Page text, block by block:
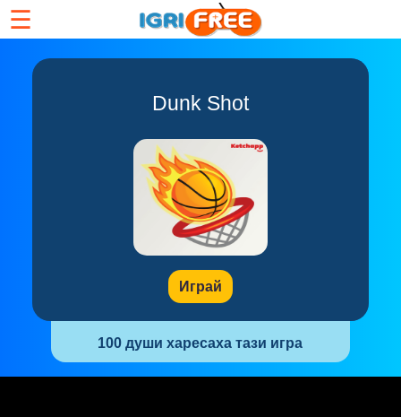
☰
Dunk Shot
Играй
100 души харесаха тази игра